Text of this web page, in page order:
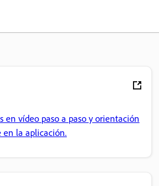
en vídeo paso a paso y orientación
la aplicación.